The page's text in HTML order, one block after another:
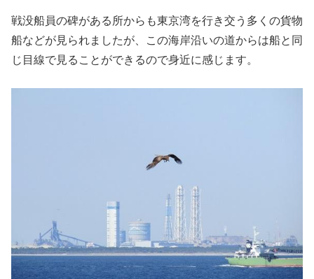
戦没船員の碑がある所からも東京湾を行き交う多くの貨物
船などが見られましたが、この海岸沿いの道からは船と同
じ目線で見ることができるので身近に感じます。